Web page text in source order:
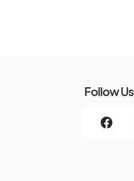
Follow Us